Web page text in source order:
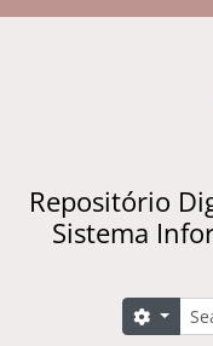
Repositório
Sistema